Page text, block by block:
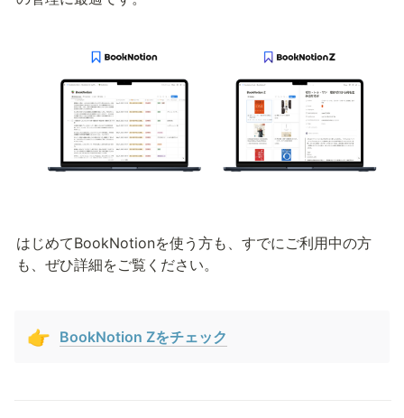
はじめてBookNotionを使う方も、すでにご利用中の方
も、ぜひ詳細をご覧ください。
👉 BookNotion Zをチェック